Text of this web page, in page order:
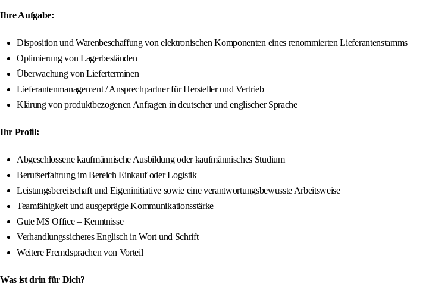
Ihre Aufgabe:
Disposition und Warenbeschaffung von elektronischen Komponenten eines renommierten Lieferantenstamms
Optimierung von Lagerbeständen
Überwachung von Lieferterminen
Lieferantenmanagement / Ansprechpartner für Hersteller und Vertrieb
Klärung von produktbezogenen Anfragen in deutscher und englischer Sprache
Ihr Profil:
Abgeschlossene kaufmännische Ausbildung oder kaufmännisches Studium
Berufserfahrung im Bereich Einkauf oder Logistik
Leistungsbereitschaft und Eigeninitiative sowie eine verantwortungsbewusste Arbeitsweise
Teamfähigkeit und ausgeprägte Kommunikationsstärke
Gute MS Office – Kenntnisse
Verhandlungssicheres Englisch in Wort und Schrift
Weitere Fremdsprachen von Vorteil
Was ist drin für Dich?